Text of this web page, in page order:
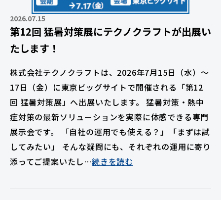
第12回 猛暑対策展にテクノクラフトが出展い
たします！
2026.07.15
株式会社テクノクラフトは、2026年7月15日（水）～
17日（金）に東京ビッグサイトで開催される「第12
回 猛暑対策展」へ出展いたします。 猛暑対策・熱中
症対策の最新ソリューションを実際に体感できる専門
展示会です。 「自社の運用でも使える？」「まずは試
してみたい」 そんな疑問にも、それぞれの運用に寄り
添ってご提案いたし…続きを読む